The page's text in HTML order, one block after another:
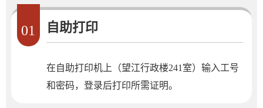
01 自助打印
在自助打印机上（望江行政楼241室）输入工号
和密码，登录后打印所需证明。